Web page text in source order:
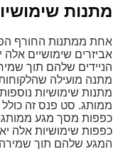
מתנות
אחת ממתנות החורף
אביזרים שימושיים
הניידים שלהם תוך
מתנה מועילה
מתנות שימושיות
ממותג. סט פנס זה כולל
כפפות מסך מגע
כפפות שימושיות אלה
המגע שלהם תוך שמירה